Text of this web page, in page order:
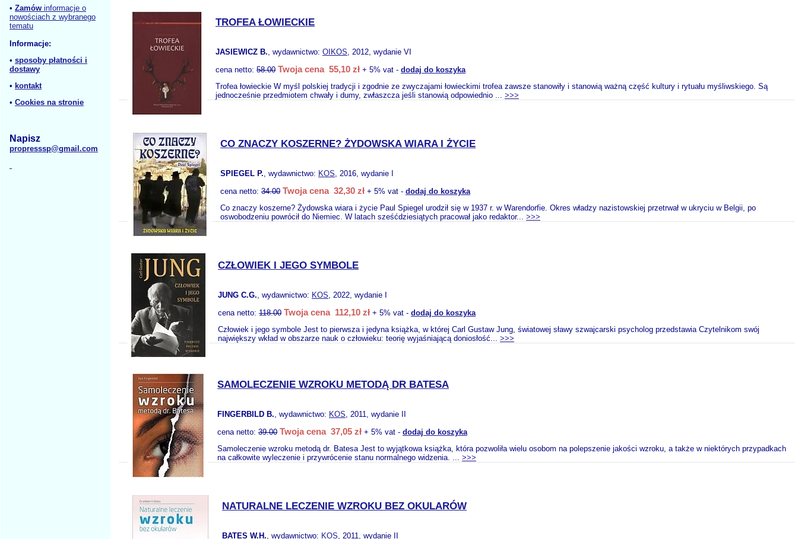
• Zamów informacje o
nowościach z wybranego
tematu
Informacje:
• sposoby płatności i
dostawy
• kontakt
• Cookies na stronie
Napisz
propresssp@gmail.com
TROFEA ŁOWIECKIE
JASIEWICZ B., wydawnictwo: OIKOS, 2012, wydanie VI
cena netto: 58.00 Twoja cena 55,10 zł + 5% vat - dodaj do koszyka
Trofea łowieckie W myśl polskiej tradycji i zgodnie ze zwyczajami łowieckimi trofea zawsze stanowiły i stanowią ważną część kultury i rytuału myśliwskiego. Są
jednocześnie przedmiotem chwały i dumy, zwłaszcza jeśli stanowią odpowiednio ... >>>
CO ZNACZY KOSZERNE? ŻYDOWSKA WIARA I ŻYCIE
SPIEGEL P., wydawnictwo: KOS, 2016, wydanie I
cena netto: 34.00 Twoja cena 32,30 zł + 5% vat - dodaj do koszyka
Co znaczy koszerne? Żydowska wiara i życie Paul Spiegel urodził się w 1937 r. w Warendorfie. Okres władzy nazistowskiej przetrwał w ukryciu w Belgii, po
oswobodzeniu powrócił do Niemiec. W latach sześćdziesiątych pracował jako redaktor... >>>
CZŁOWIEK I JEGO SYMBOLE
JUNG C.G., wydawnictwo: KOS, 2022, wydanie I
cena netto: 118.00 Twoja cena 112,10 zł + 5% vat - dodaj do koszyka
Człowiek i jego symbole Jest to pierwsza i jedyna książka, w której Carl Gustaw Jung, światowej sławy szwajcarski psycholog przedstawia Czytelnikom swój
największy wkład w obszarze nauk o człowieku: teorię wyjaśniającą doniosłość... >>>
SAMOLECZENIE WZROKU METODĄ DR BATESA
FINGERBILD B., wydawnictwo: KOS, 2011, wydanie II
cena netto: 39.00 Twoja cena 37,05 zł + 5% vat - dodaj do koszyka
Samoleczenie wzroku metodą dr. Batesa Jest to wyjątkowa książka, która pozwoliła wielu osobom na polepszenie jakości wzroku, a także w niektórych przypadkach
na całkowite wyleczenie i przywrócenie stanu normalnego widzenia. ... >>>
NATURALNE LECZENIE WZROKU BEZ OKULARÓW
BATES W.H., wydawnictwo: KOS, 2011, wydanie II